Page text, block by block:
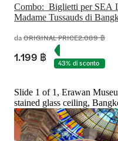
Combo:  Biglietti per SEA
Madame Tussauds di
daORIGINAL PRICE2.089 ฿
1.199 ฿ 43% di sconto
Slide 1 of 1, Erawan
stained glass ceiling,